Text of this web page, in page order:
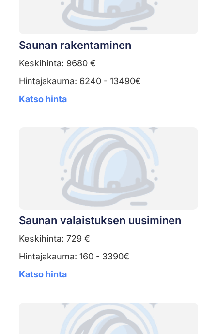
Saunan rakentaminen
Keskihinta: 9680 €
Hintajakauma: 6240 - 13490€
Katso hinta
Saunan valaistuksen uusiminen
Keskihinta: 729 €
Hintajakauma: 160 - 3390€
Katso hinta